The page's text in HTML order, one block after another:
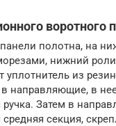
воротного
полотна, на
нижний
уплотнитель из
в направляющие, в
ручка. Затем в
средняя секция,